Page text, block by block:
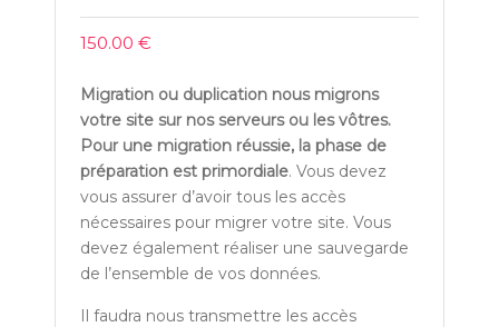
150.00 €
Migration ou duplication nous migrons
votre site sur nos serveurs ou les vôtres.
Pour une migration réussie, la phase de
préparation est primordiale. Vous devez
vous assurer d’avoir tous les accès
nécessaires pour migrer votre site. Vous
devez également réaliser une sauvegarde
de l’ensemble de vos données.
Il faudra nous transmettre les accès